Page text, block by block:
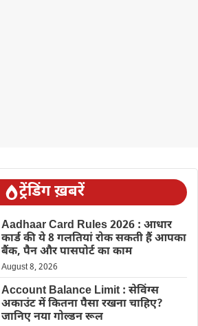
ट्रेंडिंग ख़बरें
Aadhaar Card Rules 2026 : आधार
कार्ड की ये 8 गलतियां रोक सकती हैं आपका
बैंक, पैन और पासपोर्ट का काम
August 8, 2026
Account Balance Limit : सेविंग्स
अकाउंट में कितना पैसा रखना चाहिए?
जानिए नया गोल्डन रूल